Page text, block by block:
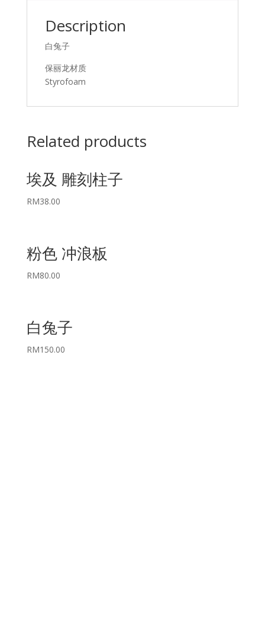
Description
白兔子
保丽龙材质
Styrofoam
Related products
埃及 雕刻柱子
RM38.00
粉色 冲浪板
RM80.00
白兔子
RM150.00